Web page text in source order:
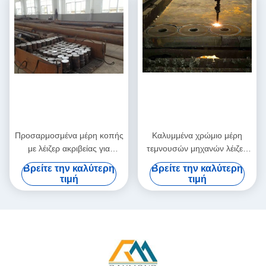
Προσαρμοσμένα μέρη κοπής
με λέιζερ ακριβείας για
μηχανήματα επεξεργασίας
μετάλλων
Βρείτε την καλύτερη
τιμή
Καλυμμένα χρώμιο μέρη
τεμνουσών μηχανών λέιζερ
επεξεργασίας μετάλλων
φύλλων άνθρακα
Βρείτε την καλύτερη
τιμή